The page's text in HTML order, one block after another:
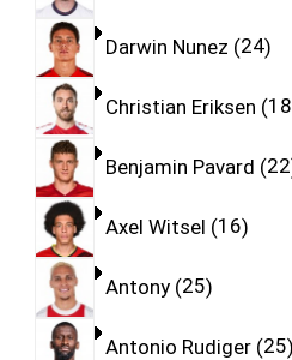
Darwin Nunez 24
Christian Eriksen 18
Benjamin Pavard 22
Axel Witsel 16
Antony 25
Antonio Rudiger 25